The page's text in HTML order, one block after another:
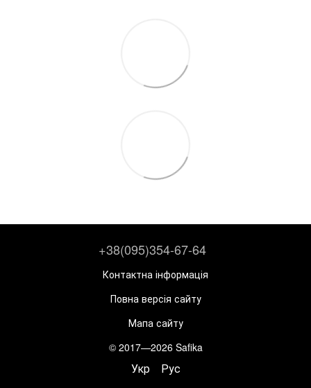
+38(095)354-67-64
Контактна інформація
Повна версія сайту
Мапа сайту
© 2017—2026 Safika
Укр Рус